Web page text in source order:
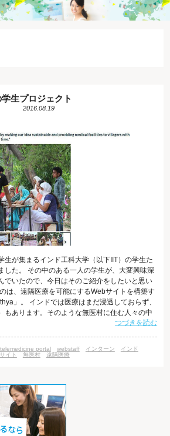
生プロジェクト
2016.08.19
生が集まるインド工科大学（以下IIT）の学生た
した。 その中のある一人の学生が、大変興味深
でいたので、今日はそのご紹介をしたいと思い
は、遠隔医療を可能にするWebサイトを構築す
」。 インドでは医療はまだ浸透しておらず、
もあります。そのような無医村に住む人々の中
が整備されていないために病気になりやすい状
上がりました。彼らはIT技術の力で、人工衛
アクセスを可能にし、無医村に医療を届ける手
つづきを読む
telemedicine portal webstaff インターン
インド
イト 無医村 遠隔医療